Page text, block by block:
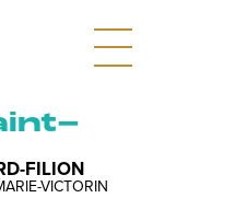
FILION
VICTORIN